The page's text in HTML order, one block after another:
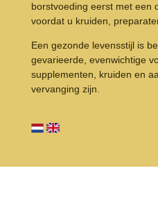
borstvoeding eerst met een
voordat u kruiden,
Een gezonde levensstijl is
gevarieerde, evenwichtige
supplementen, kruiden en
vervanging zijn.